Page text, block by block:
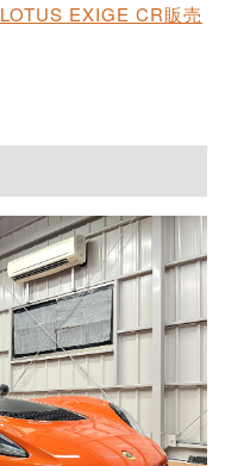
LOTUS EXIGE CR販売